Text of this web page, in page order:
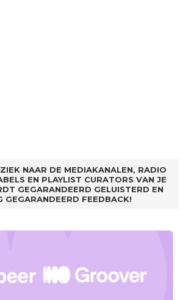
NAAR DE MEDIAKANALEN, RADIO
EN PLAYLIST CURATORS VAN JE
GEGARANDEERD GELUISTERD EN
GEGARANDEERD FEEDBACK!